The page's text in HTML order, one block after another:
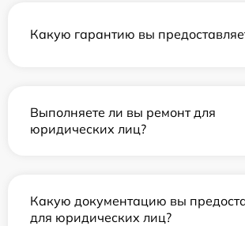
Какую гарантию вы
Выполняете ли вы ремонт для
юридических лиц?
Какую документацию вы
для юридических лиц?